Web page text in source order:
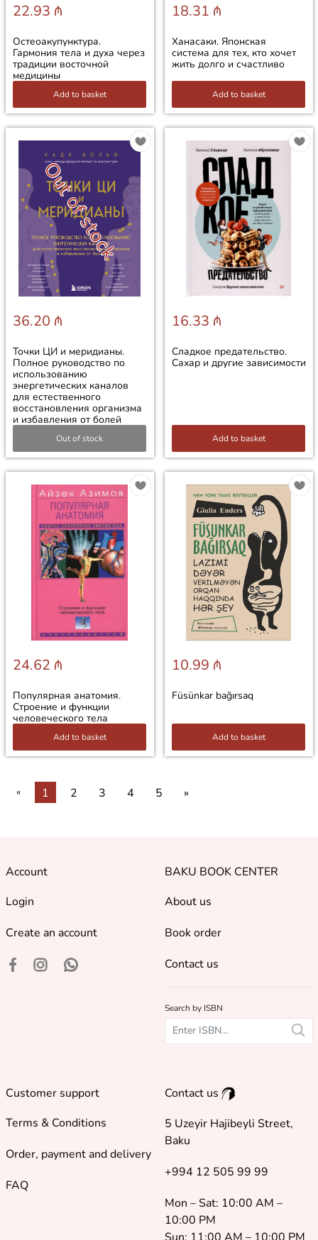
22.93 ₼
Остеоакупунктура.
Гармония тела и духа через
традиции восточной
медицины
Add to basket
18.31 ₼
Ханасаки. Японская
система для тех, кто хочет
жить долго и счастливо
Add to basket
Out of stock
36.20 ₼
Точки ЦИ и меридианы.
Полное руководство по
использованию
энергетических каналов
для естественного
восстановления организма
и избавления от болей
Out of stock
16.33 ₼
Сладкое предательство.
Сахар и другие зависимости
Add to basket
24.62 ₼
Популярная анатомия.
Строение и функции
человеческого тела
Add to basket
10.99 ₼
Füsünkar bağırsaq
Add to basket
« 1 2 3 4 5 »
Account
Login
Create an account
BAKU BOOK CENTER
About us
Book order
Contact us
Search by ISBN
Customer support
Terms & Conditions
Order, payment and delivery
FAQ
Contact us
5 Uzeyir Hajibeyli Street,
Baku
+994 12 505 99 99
Mon – Sat: 10:00 AM –
10:00 PM